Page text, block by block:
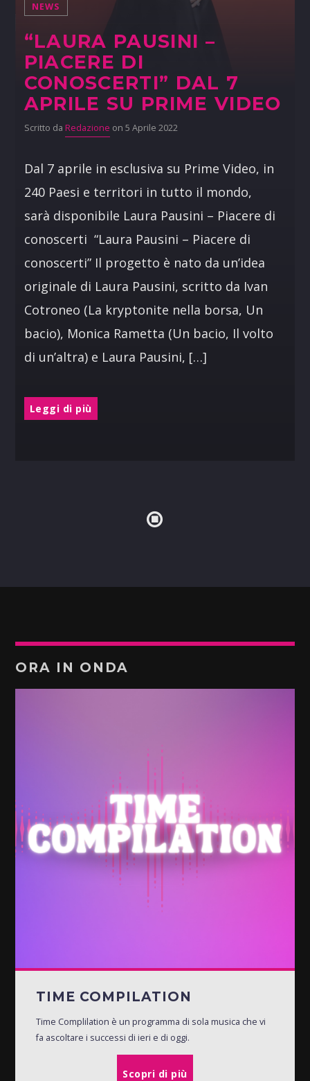
NEWS
“LAURA PAUSINI –
PIACERE DI
CONOSCERTI” DAL 7
APRILE SU PRIME VIDEO
Scritto da Redazione on 5 Aprile 2022
Dal 7 aprile in esclusiva su Prime Video, in
240 Paesi e territori in tutto il mondo,
sarà disponibile Laura Pausini – Piacere di
conoscerti “Laura Pausini – Piacere di
conoscerti” Il progetto è nato da un’idea
originale di Laura Pausini, scritto da Ivan
Cotroneo (La kryptonite nella borsa, Un
bacio), Monica Rametta (Un bacio, Il volto
di un’altra) e Laura Pausini, […]
Leggi di più
ORA IN ONDA
TIME COMPILATION
Time Complilation è un programma di sola musica che vi
fa ascoltare i successi di ieri e di oggi.
Scopri di più